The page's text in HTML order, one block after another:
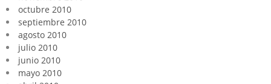
octubre 2010
septiembre 2010
agosto 2010
julio 2010
junio 2010
mayo 2010